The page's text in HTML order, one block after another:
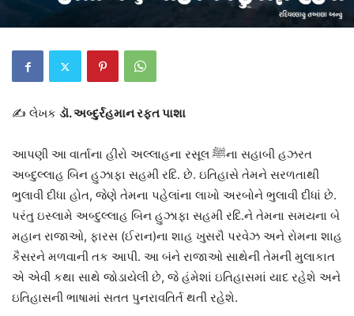
✍️ લેખક ડૉ. અબ્દુર્રહમાન રફત પાશા
આપણી આ વાર્તાના હીરો અલ્લાહના રસૂલ ﷺના સહાબી હઝરત
અબ્દુલ્લાહ બિન હુઝાફા સહમી રદિ. છે. ઇતિહાસે તેમને સરળતાથી
ભુલાવી દીધા હોત, જેણે તેમના પહેલાંના લાખો અરબોને ભુલાવી દીધાં છે.
પરંતુ ઇસ્લામે અબ્દુલ્લાહ બિન હુઝાફા સહમી રદિ.ને તેમના સમયના બે
મહાન રાજાઓ, ફારસ (ઈરાન)ના શાહ ખુસરૌ પરવેઝ અને રોમના શાહ
કૈસરને મળવાની તક આપી. આ બંને રાજાઓ સાથેની તેમની મુલાકાત
એ એવી કથા સાથે જોડાયેલી છે, જે હંમેશાં ઇતિહાસમાં યાદ રહેશે અને
ઇતિહાસની ભાષામાં સતત પુનરાવતિર્ત થતી રહેશે.